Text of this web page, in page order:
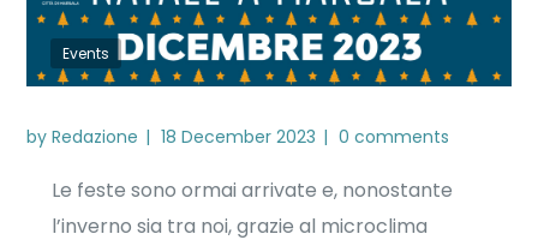
Events
byRedazione 18 December 2023 0 comments
Le feste sono ormai arrivate e, nonostante
l’inverno sia tra noi, grazie al microclima